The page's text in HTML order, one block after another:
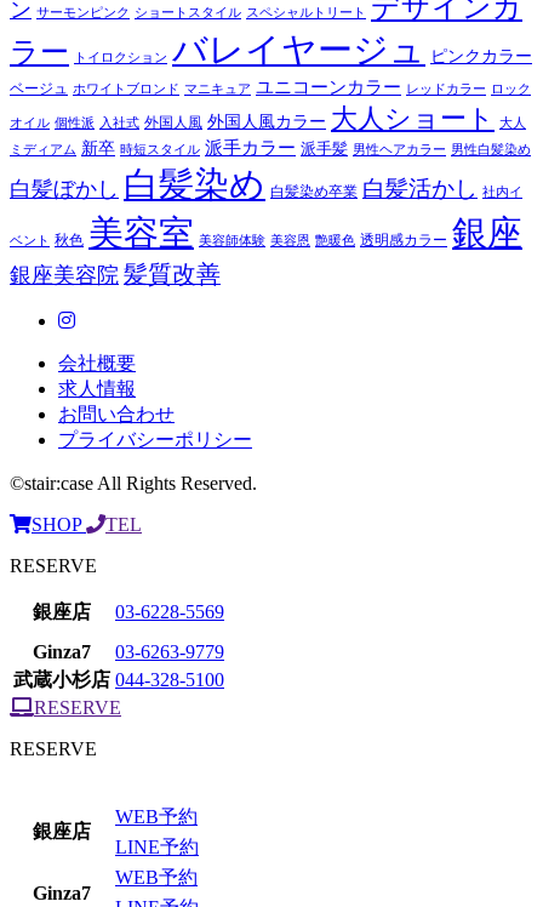
ン サーモンピンク ショートスタイル スペシャルトリート
デザインカ
ラー
トイロクション バレイヤージュ ピンクカラー
ベージュ ホワイトブロンド マニキュア ユニコーンカラー レッドカラー ロック
オイル 個性派 入社式 外国人風 外国人風カラー 大人ショート
大人
ミディアム 新卒 時短スタイル 派手カラー 派手髪 男性ヘアカラー 男性白髪染め
白髪ぼかし 白髪染め 白髪染め卒業 白髪活かし 社内イ
ベント 秋色 美容室 美容師体験 美容恩 艶暖色 透明感カラー 銀座
銀座美容院 髪質改善
会社概要
求人情報
お問い合わせ
プライバシーポリシー
©stair:case All Rights Reserved.
SHOP
TEL
RESERVE
銀座店
03-6228-5569
Ginza7
03-6263-9779
武蔵小杉店 044-328-5100
RESERVE
RESERVE
銀座店
WEB予約
LINE予約
Ginza7
WEB予約